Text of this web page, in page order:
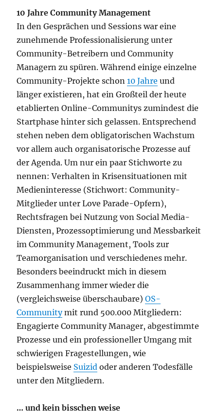
10 Jahre Community Management
In den Gesprächen und Sessions war eine
zunehmende Professionalisierung unter
Community-Betreibern und Community
Managern zu spüren. Während einige einzelne
Community-Projekte schon10 Jahre und
länger existieren, hat ein Großteil der heute
etablierten Online-Communitys zumindest die
Startphase hinter sich gelassen. Entsprechend
stehen neben dem obligatorischen Wachstum
vor allem auch organisatorische Prozesse auf
der Agenda. Um nur ein paar Stichworte zu
nennen: Verhalten in Krisensituationen mit
Medieninteresse (Stichwort: Community-
Mitglieder unter Love Parade-Opfern),
Rechtsfragen bei Nutzung von Social Media-
Diensten, Prozessoptimierung und Messbarkeit
im Community Management, Tools zur
Teamorganisation und verschiedenes mehr.
Besonders beeindruckt mich in diesem
Zusammenhang immer wieder die
(vergleichsweise überschaubare)OS-
Communitymit rund 500.000 Mitgliedern:
Engagierte Community Manager, abgestimmte
Prozesse und ein professioneller Umgang mit
schwierigen Fragestellungen, wie
beispielsweise Suizid oder anderen Todesfälle
unter den Mitgliedern.
… und kein bisschen weise